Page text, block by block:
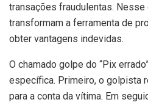
transações fraudulentas.
transformam a ferramenta de
obter vantagens indevidas.
O chamado golpe do “Pix
específica. Primeiro, o golpista
para a conta da vítima. Em